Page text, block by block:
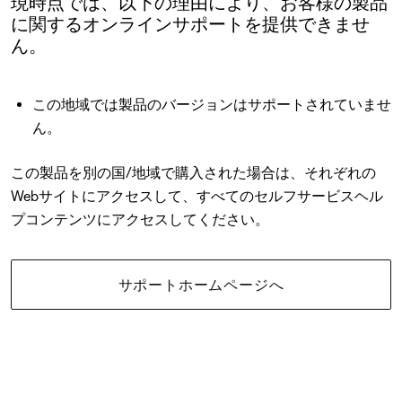
に関するオンラインサポートを提供できませ
ん。
この地域では製品のバージョンはサポートされていませ
ん。
この製品を別の国/地域で購入された場合は、それぞれの
Webサイトにアクセスして、すべてのセルフサービスヘル
プコンテンツにアクセスしてください。
サポートホームページへ